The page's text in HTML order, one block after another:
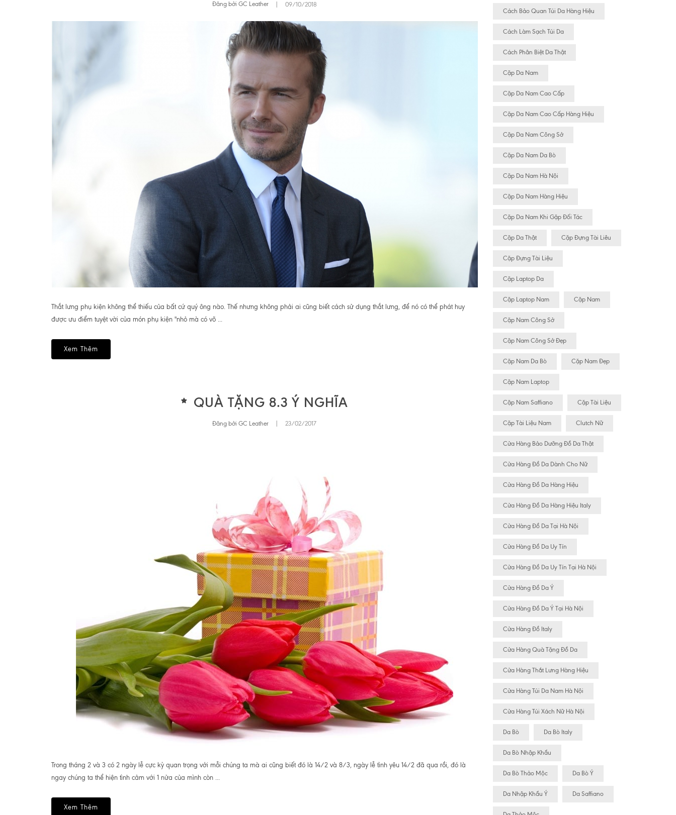
Đăng bởi GC Leather 09/10/2018
Thắt lưng phụ kiện không thể thiếu của bất cứ quý ông nào. Thế nhưng không phải ai cũng biết cách sử dụng thắt lưng, để nó có thể phát huy
được ưu điểm tuyệt vời của món phụ kiện "nhỏ mà có võ ...
Xem Thêm
QUÀ TẶNG 8.3 Ý NGHĨA
Đăng bởi GC Leather 23/02/2017
Trong tháng 2 và 3 có 2 ngày lễ cực kỳ quan trọng với mỗi chúng ta mà ai cũng biết đó là 14/2 và 8/3, ngày lễ tình yêu 14/2 đã qua rồi, đó là
ngay chúng ta thể hiện tình cảm với 1 nửa của mình còn ...
Xem Thêm
Cách Bảo Quan Túi Da Hàng Hiệu
Cách Làm Sạch Túi Da
Cách Phân Biệt Da Thật
Cặp Da Nam
Cặp Da Nam Cao Cấp
Cặp Da Nam Cao Cấp Hàng Hiệu
Cặp Da Nam Công Sở
Cặp Da Nam Da Bò
Cặp Da Nam Hà Nội
Cặp Da Nam Hàng Hiệu
Cặp Da Nam Khi Gặp Đối Tác
Cặp Da Thật Cặp Đựng Tài Liêu
Cặp Đựng Tài Liệu
Cặp Laptop Da
Cặp Laptop Nam Cặp Nam
Cặp Nam Công Sở
Cặp Nam Công Sở Đẹp
Cặp Nam Da Bò Cặp Nam Đẹp
Cặp Nam Laptop
Cặp Nam Saffiano Cặp Tài Liệu
Cặp Tài Liệu Nam Clutch Nữ
Cửa Hàng Bảo Dưỡng Đồ Da Thật
Cửa Hàng Đồ Da Dành Cho Nữ
Cửa Hàng Đồ Da Hàng Hiệu
Cửa Hàng Đồ Da Hàng Hiệu Italy
Cửa Hàng Đồ Da Tại Hà Nội
Cửa Hàng Đồ Da Uy Tín
Cửa Hàng Đồ Da Uy Tín Tại Hà Nội
Cửa Hàng Đồ Da Ý
Cửa Hàng Đồ Da Ý Tại Hà Nội
Cửa Hàng Đồ Italy
Cửa Hàng Quà Tặng Đồ Da
Cửa Hàng Thắt Lưng Hàng Hiệu
Cửa Hàng Túi Da Nam Hà Nội
Cửa Hàng Túi Xách Nữ Hà Nội
Da Bò Da Bò Italy
Da Bò Nhập Khẩu
Da Bò Thảo Mộc Da Bò Ý
Da Nhập Khẩu Ý Da Saffiano